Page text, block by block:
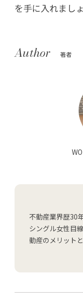
を手に入れましょ
Author 著者
不動産業界歴30
シングル女性目
動産のメリット